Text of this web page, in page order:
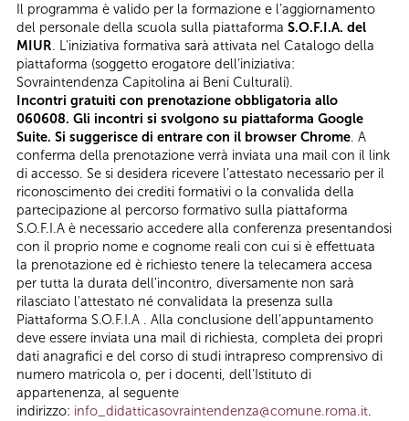
Il programma è valido per la formazione e l’aggiornamento
del personale della scuola sulla piattaforma S.O.F.I.A. del
MIUR. L'iniziativa formativa sarà attivata nel Catalogo della
piattaforma (soggetto erogatore dell’iniziativa:
Sovraintendenza Capitolina ai Beni Culturali).
Incontri gratuiti con prenotazione obbligatoria allo
060608. Gli incontri si svolgono su piattaforma Google
Suite. Si suggerisce di entrare con il browser Chrome. A
conferma della prenotazione verrà inviata una mail con il link
di accesso. Se si desidera ricevere l’attestato necessario per il
riconoscimento dei crediti formativi o la convalida della
partecipazione al percorso formativo sulla piattaforma
S.O.F.I.A è necessario accedere alla conferenza presentandosi
con il proprio nome e cognome reali con cui si è effettuata
la prenotazione ed è richiesto tenere la telecamera accesa
per tutta la durata dell'incontro, diversamente non sarà
rilasciato l'attestato né convalidata la presenza sulla
Piattaforma S.O.F.I.A . Alla conclusione dell’appuntamento
deve essere inviata una mail di richiesta, completa dei propri
dati anagrafici e del corso di studi intrapreso comprensivo di
numero matricola o, per i docenti, dell'Istituto di
appartenenza, al seguente
indirizzo: info_didatticasovraintendenza@comune.roma.it.